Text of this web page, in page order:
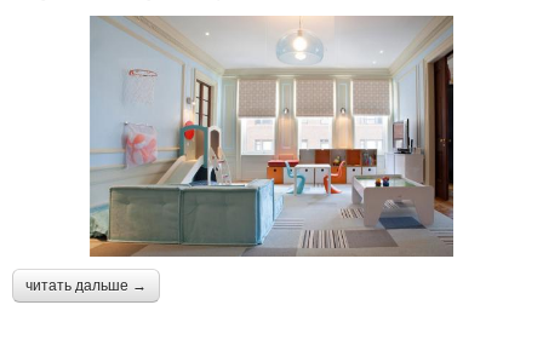
читать дальше →